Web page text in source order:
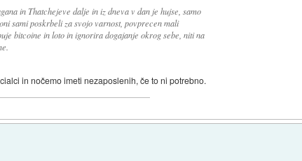
in Thatchejeve dalje in iz dneva v dan je hujse, samo
sami poskrbeli za svojo varnost, povprecen mali
bitcoine in loto in ignorira dogajanje okrog sebe, niti na
in nočemo imeti nezaposlenih, če to ni potrebno.